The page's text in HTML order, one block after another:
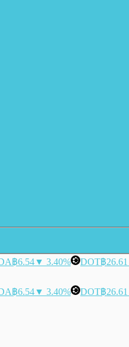
฿6.54▼ 3.40% DOT฿26.61
฿6.54▼ 3.40% DOT฿26.61